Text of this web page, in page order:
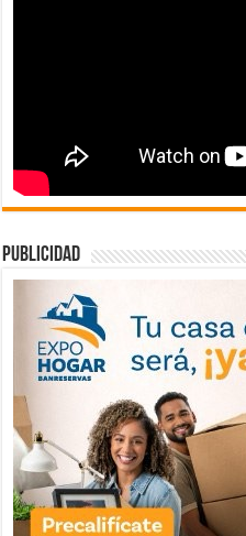
publicidad